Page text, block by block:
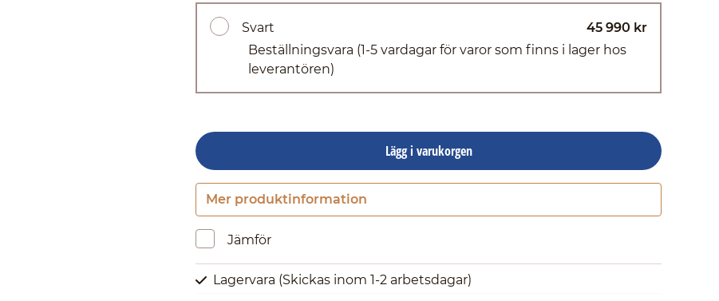
Svart
45 990 kr
Beställningsvara (1-5 vardagar för varor som finns i lager hos
leverantören)
Lägg i varukorgen
Mer produktinformation
Jämför
Lagervara (Skickas inom 1-2 arbetsdagar)